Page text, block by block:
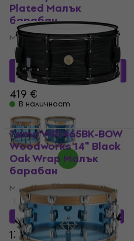
Plated Малък
барабан
Малък барабан
5/5
355,09 € с кодMUZMUZ-
15
419 €
В наличност
Tama WP1465BK-BOW
Woodworks 14" Black
Oak Wrap Малък
барабан
Малък барабан
5 /5
129,57 €
с код MUZMUZ-5
139 €